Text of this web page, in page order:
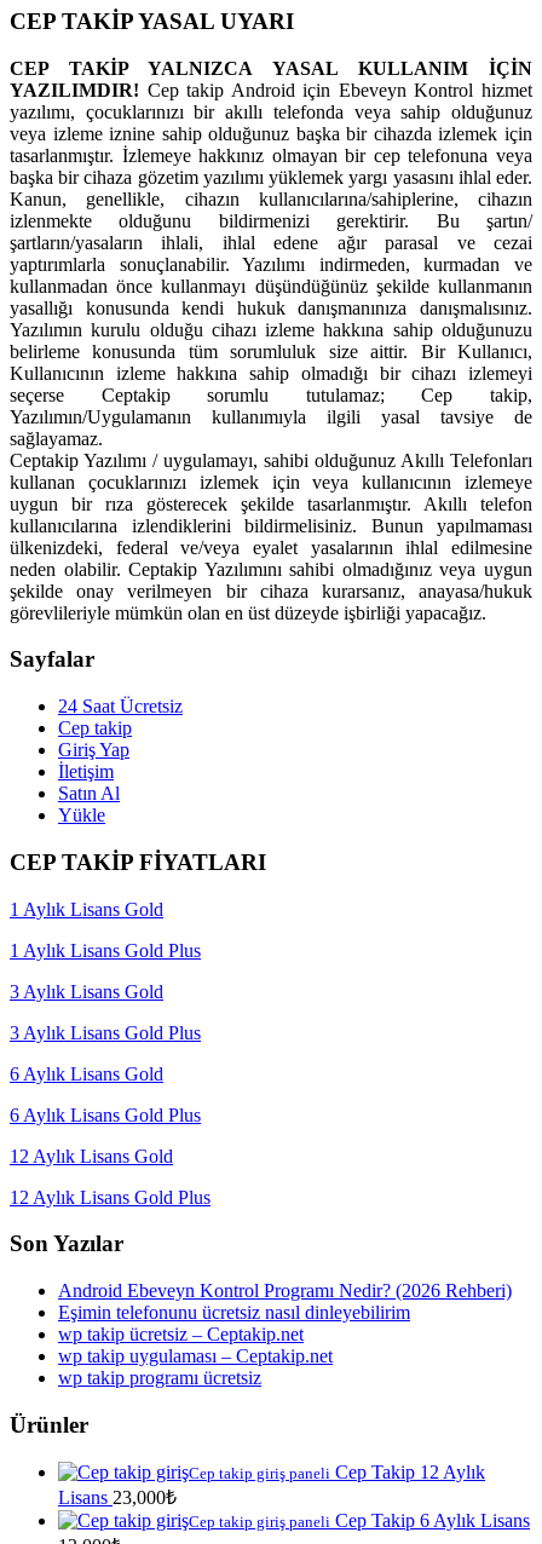
CEP TAKİP YASAL UYARI
CEP TAKİP YALNIZCA YASAL KULLANIM İÇİN
YAZILIMDIR! Cep takip Android için Ebeveyn Kontrol hizmet
yazılımı, çocuklarınızı bir akıllı telefonda veya sahip olduğunuz
veya izleme iznine sahip olduğunuz başka bir cihazda izlemek için
tasarlanmıştır. İzlemeye hakkınız olmayan bir cep telefonuna veya
başka bir cihaza gözetim yazılımı yüklemek yargı yasasını ihlal eder.
Kanun, genellikle, cihazın kullanıcılarına/sahiplerine, cihazın
izlenmekte olduğunu bildirmenizi gerektirir. Bu şartın/
şartların/yasaların ihlali, ihlal edene ağır parasal ve cezai
yaptırımlarla sonuçlanabilir. Yazılımı indirmeden, kurmadan ve
kullanmadan önce kullanmayı düşündüğünüz şekilde kullanmanın
yasallığı konusunda kendi hukuk danışmanınıza danışmalısınız.
Yazılımın kurulu olduğu cihazı izleme hakkına sahip olduğunuzu
belirleme konusunda tüm sorumluluk size aittir. Bir Kullanıcı,
Kullanıcının izleme hakkına sahip olmadığı bir cihazı izlemeyi
seçerse Ceptakip sorumlu tutulamaz; Cep takip,
Yazılımın/Uygulamanın kullanımıyla ilgili yasal tavsiye de
sağlayamaz.
Ceptakip Yazılımı / uygulamayı, sahibi olduğunuz Akıllı Telefonları
kullanan çocuklarınızı izlemek için veya kullanıcının izlemeye
uygun bir rıza gösterecek şekilde tasarlanmıştır. Akıllı telefon
kullanıcılarına izlendiklerini bildirmelisiniz. Bunun yapılmaması
ülkenizdeki, federal ve/veya eyalet yasalarının ihlal edilmesine
neden olabilir. Ceptakip Yazılımını sahibi olmadığınız veya uygun
şekilde onay verilmeyen bir cihaza kurarsanız, anayasa/hukuk
görevlileriyle mümkün olan en üst düzeyde işbirliği yapacağız.
Sayfalar
24 Saat Ücretsiz
Cep takip
Giriş Yap
İletişim
Satın Al
Yükle
CEP TAKİP FİYATLARI
1 Aylık Lisans Gold
1 Aylık Lisans Gold Plus
3 Aylık Lisans Gold
3 Aylık Lisans Gold Plus
6 Aylık Lisans Gold
6 Aylık Lisans Gold Plus
12 Aylık Lisans Gold
12 Aylık Lisans Gold Plus
Son Yazılar
Android Ebeveyn Kontrol Programı Nedir? (2026 Rehberi)
Eşimin telefonunu ücretsiz nasıl dinleyebilirim
wp takip ücretsiz – Ceptakip.net
wp takip uygulaması – Ceptakip.net
wp takip programı ücretsiz
Ürünler
Cep takip giriş paneli Cep Takip 12 Aylık
Lisans 23,000₺
Cep takip giriş paneli Cep Takip 6 Aylık Lisans